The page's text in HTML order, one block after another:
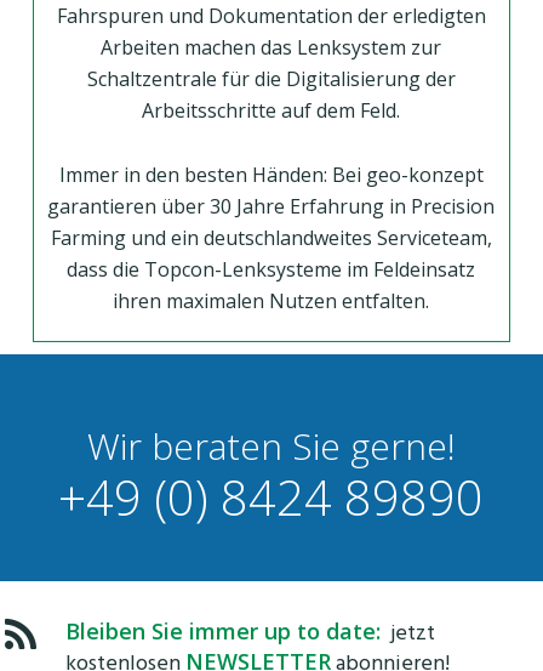
Fahrspuren und Dokumentation der erledigten
Arbeiten machen das Lenksystem zur
Schaltzentrale für die Digitalisierung der
Arbeitsschritte auf dem Feld.
Immer in den besten Händen: Bei geo-konzept
garantieren über 30 Jahre Erfahrung in Precision
Farming und ein deutschlandweites Serviceteam,
dass die Topcon-Lenksysteme im Feldeinsatz
ihren maximalen Nutzen entfalten.
Wir beraten Sie gerne!
+49 (0) 8424 89890
Bleiben Sie immer up to date:jetzt
NEWSLETTER